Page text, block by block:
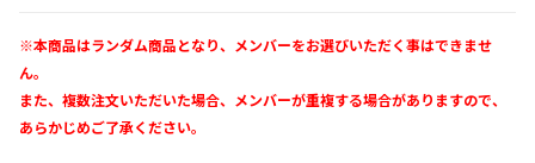
※本商品はランダム商品となり、メンバーをお選びいただく事はできませ
ん。
また、複数注文いただいた場合、メンバーが重複する場合がありますので、
あらかじめご了承ください。